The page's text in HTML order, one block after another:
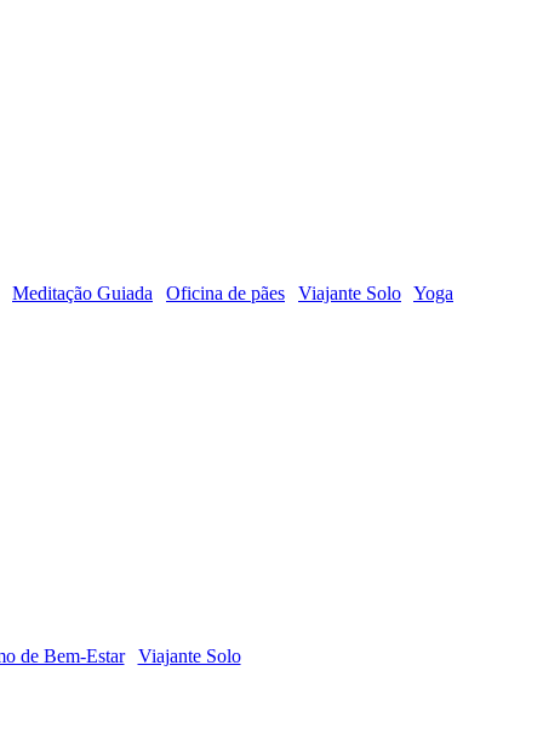
Meditação Guiada Oficina de pães Viajante Solo Yoga
de Bem-Estar Viajante Solo